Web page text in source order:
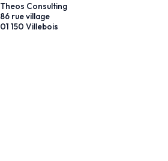
Theos Consulting
86 rue village
01 150 Villebois